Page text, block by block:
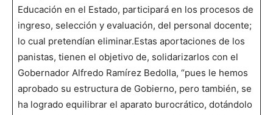
Educación en el Estado, participará en los procesos de
ingreso, selección y evaluación, del personal docente;
lo cual pretendían eliminar.Estas aportaciones de los
panistas, tienen el objetivo de, solidarizarlos con el
Gobernador Alfredo Ramírez Bedolla, “pues le hemos
aprobado su estructura de Gobierno, pero también, se
ha logrado equilibrar el aparato burocrático, dotándolo